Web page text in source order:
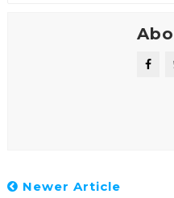
Newer Article